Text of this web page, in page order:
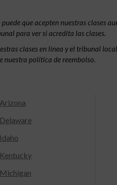
que acepten nuestras clases
para ver si acredita las clases.
clases en línea y el tribunal
nuestra política de reembolso.
Arizona
Delaware
Idaho
Kentucky
Michigan